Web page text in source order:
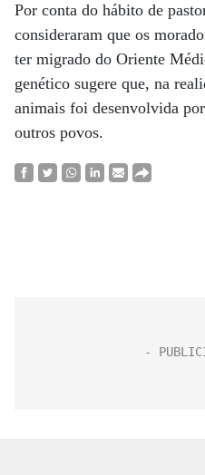
Por conta do hábito de
consideraram que os
ter migrado do Oriente
genético sugere que, na
animais foi desenvolvida
outros povos.